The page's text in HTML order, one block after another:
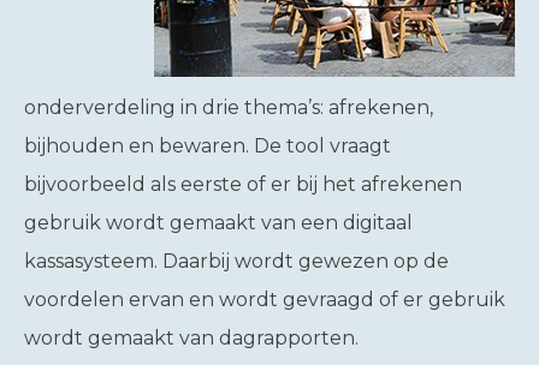
onderverdeling in drie thema’s: afrekenen,
bijhouden en bewaren. De tool vraagt
bijvoorbeeld als eerste of er bij het afrekenen
gebruik wordt gemaakt van een digitaal
kassasysteem. Daarbij wordt gewezen op de
voordelen ervan en wordt gevraagd of er gebruik
wordt gemaakt van dagrapporten.